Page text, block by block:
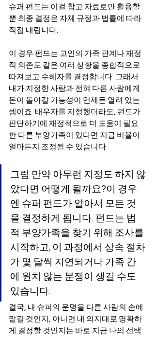
슈퍼 펀드는 이걸 참고 자료로만 활용할
뿐 최종 결정은 자체 규정과 법률에 따라
직접 내립니다.
이 경우 펀드는 고인의 가족 관계나 재정
적 의존도 같은 여러 상황을 종합적으로
따져보고 수혜자를 결정합니다. 그래서
내가 지정한 사람과 전혀 다른 사람에게
돈이 돌아갈 가능성이 언제든 열려 있는
셈이죠. 배우자를 지정했더라도, 펀드가
판단하기에 재정적으로 더 도움이 필요
한 다른 부양가족이 있다면 지급 비율이
얼마든지 조정될 수 있습니다.
그럼 만약 아무런 지정도 하지 않
았다면 어떻게 될까요?이 경우
엔 슈퍼 펀드가 알아서 모든 것
을 결정하게 됩니다. 펀드는 법
적 부양가족을 찾기 위해 조사를
시작하고, 이 과정에서 상속 절차
가 몇 달씩 지연되거나 가족 간
에 원치 않는 분쟁이 생길 수도
있습니다.
결국, 내 슈퍼의 운명을 다른 사람의 손에
맡길 것인지, 아니면 내 의지대로 명확하
게 결정할 것인지는 바로 지금 나의 선택